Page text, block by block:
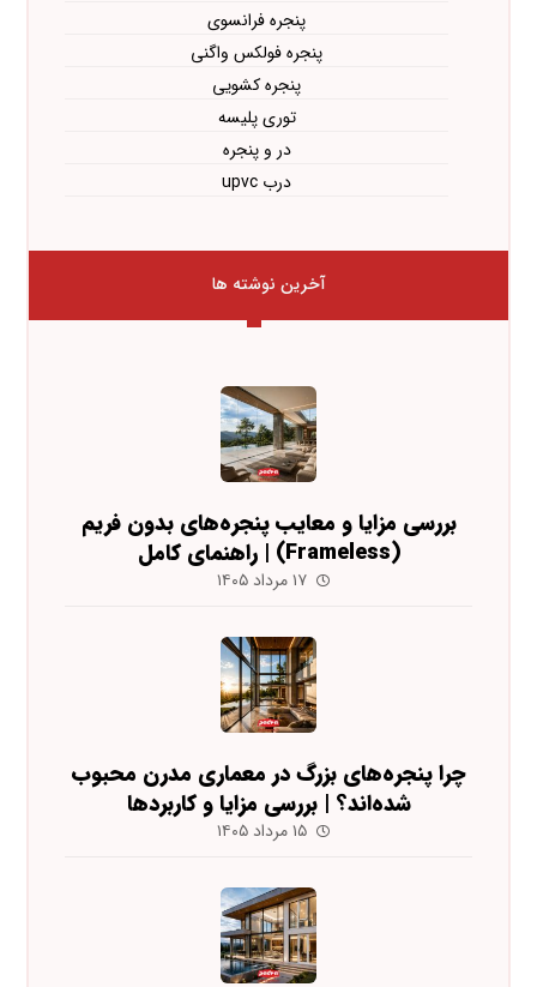
پنجره فرانسوی
پنجره فولکس واگنی
پنجره کشویی
توری پلیسه
در و پنجره
درب upvc
آخرین نوشته ها
بررسی مزایا و معایب پنجره‌های بدون فریم
(Frameless) | راهنمای کامل
۱۷ مرداد ۱۴۰۵
چرا پنجره‌های بزرگ در معماری مدرن محبوب
شده‌اند؟ | بررسی مزایا و کاربردها
۱۵ مرداد ۱۴۰۵